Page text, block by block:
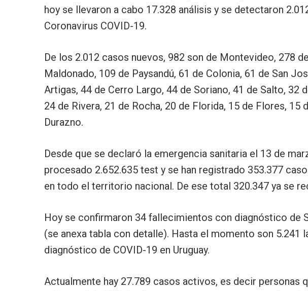
hoy se llevaron a cabo 17.328 análisis y se detectaron
Coronavirus COVID-19.
De los 2.012 casos nuevos, 982 son de Montevideo, 278
Maldonado, 109 de Paysandú, 61 de Colonia, 61 de San
Artigas, 44 de Cerro Largo, 44 de Soriano, 41 de Salto, 32
24 de Rivera, 21 de Rocha, 20 de Florida, 15 de Flores, 15
Durazno.
Desde que se declaró la emergencia sanitaria el 13 de
procesado 2.652.635 test y se han registrado 353.377
en todo el territorio nacional. De ese total 320.347 ya se
Hoy se confirmaron 34 fallecimientos con diagnóstico de
(se anexa tabla con detalle). Hasta el momento son 5.241
diagnóstico de COVID-19 en Uruguay.
Actualmente hay 27.789 casos activos, es decir personas